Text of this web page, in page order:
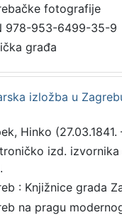
fotografije
978-953-6499-35-9
građa
izložba u
Hinko (27.03.1841.
izd.
: Knjižnice grada
na pragu